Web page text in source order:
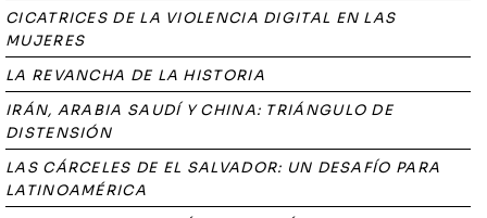
CICATRICES DE LA VIOLENCIA DIGITAL EN LAS
MUJERES
LA REVANCHA DE LA HISTORIA
IRÁN, ARABIA SAUDÍ Y CHINA: TRIÁNGULO DE
DISTENSIÓN
LAS CÁRCELES DE EL SALVADOR: UN DESAFÍO PARA
LATINOAMÉRICA